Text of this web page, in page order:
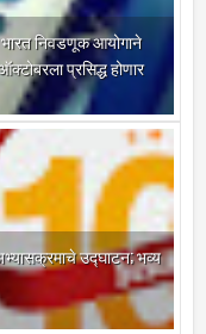
भारत निवडणूक आयोगाने
प्रसिद्ध होणार
अभ्यासक्रमाचे उद्घाटन; भव्य